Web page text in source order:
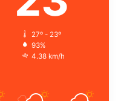
27º - 23º
93%
4.38 km/h